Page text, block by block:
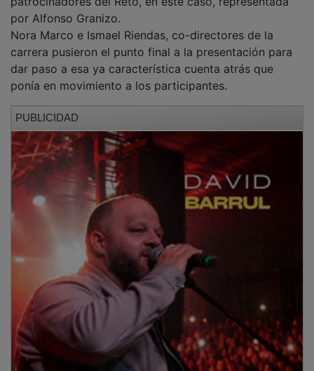
por Alfonso Granizo.
Nora Marco e Ismael Riendas, co-directores de la
carrera pusieron el punto final a la presentación para
dar paso a esa ya característica cuenta atrás que
ponía en movimiento a los participantes.